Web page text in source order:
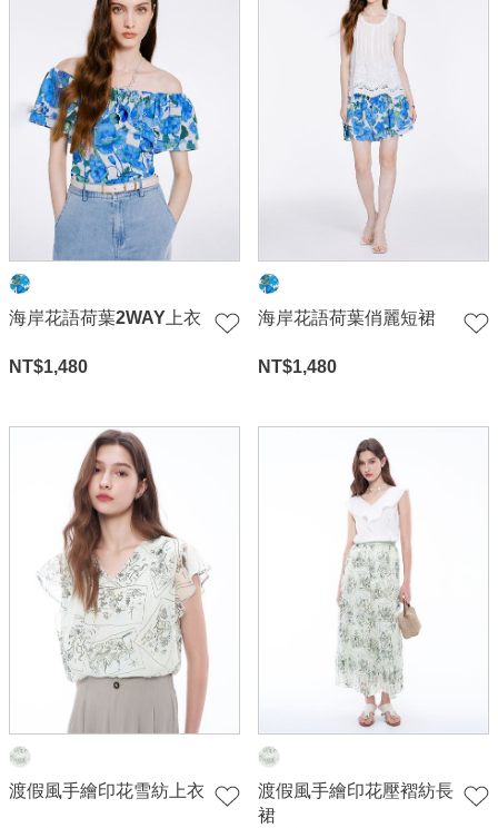
海岸花語荷葉2WAY上衣
NT$1,480
海岸花語荷葉俏麗短裙
NT$1,480
渡假風手繪印花雪紡上衣
渡假風手繪印花壓褶紡長
裙